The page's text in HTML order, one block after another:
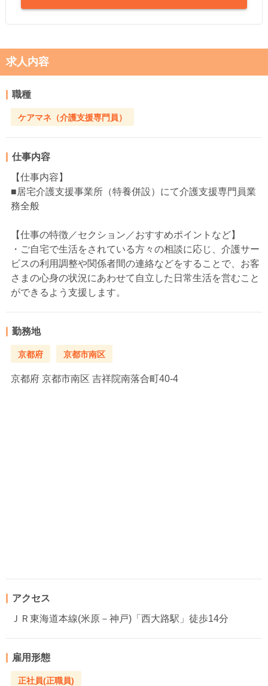
求人内容
職種
ケアマネ（介護支援専門員）
仕事内容
【仕事内容】
■居宅介護支援事業所（特養併設）にて介護支援専門員業
務全般
【仕事の特徴／セクション／おすすめポイントなど】
・ご自宅で生活をされている方々の相談に応じ、介護サー
ビスの利用調整や関係者間の連絡などをすることで、お客
さまの心身の状況にあわせて自立した日常生活を営むこと
ができるよう支援します。
勤務地
京都府 京都市南区
京都府 京都市南区 吉祥院南落合町40-4
アクセス
ＪＲ東海道本線(米原－神戸)「西大路駅」徒歩14分
雇用形態
正社員(正職員)